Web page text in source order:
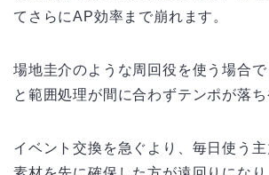
てさらにAP効率まで崩れます。
場地圭介のような周回役を使う場合
と範囲処理が間に合わずテンポが落ち
イベント交換を急ぐより、毎日使う